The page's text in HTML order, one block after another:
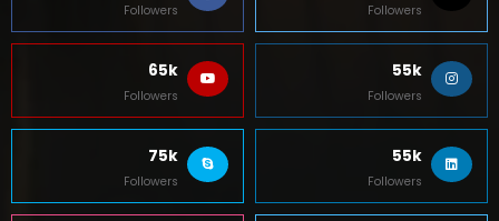
Followers
Followers
55k
Followers
65k
Followers
55k
Followers
75k
Followers